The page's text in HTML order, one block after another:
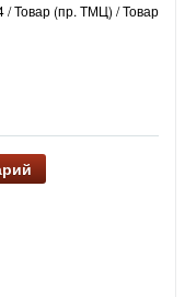
Товар (пр. ТМЦ) / Товар